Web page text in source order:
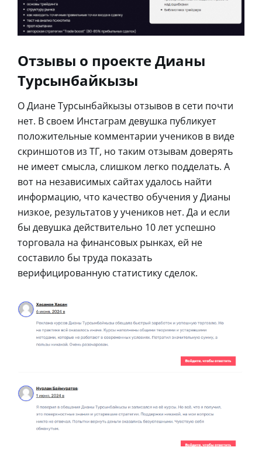
Отзывы о проекте Дианы
Турсынбайкызы
О Диане Турсынбайкызы отзывов в сети почти
нет. В своем Инстаграм девушка публикует
положительные комментарии учеников в виде
скриншотов из ТГ, но таким отзывам доверять
не имеет смысла, слишком легко подделать. А
вот на независимых сайтах удалось найти
информацию, что качество обучения у Дианы
низкое, результатов у учеников нет. Да и если
бы девушка действительно 10 лет успешно
торговала на финансовых рынках, ей не
составило бы труда показать
верифицированную статистику сделок.